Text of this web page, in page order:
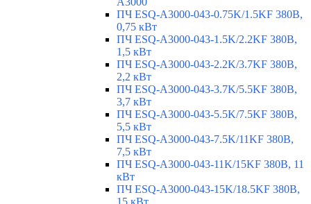
ПЧ ESQ-A3000-043-0.75K/1.5KF 380В,
0,75 кВт
ПЧ ESQ-A3000-043-1.5K/2.2KF 380В,
1,5 кВт
ПЧ ESQ-A3000-043-2.2K/3.7KF 380В,
2,2 кВт
ПЧ ESQ-A3000-043-3.7K/5.5KF 380В,
3,7 кВт
ПЧ ESQ-A3000-043-5.5K/7.5KF 380В,
5,5 кВт
ПЧ ESQ-A3000-043-7.5K/11KF 380В,
7,5 кВт
ПЧ ESQ-A3000-043-11K/15KF 380В, 11
кВт
ПЧ ESQ-A3000-043-15K/18.5KF 380В,